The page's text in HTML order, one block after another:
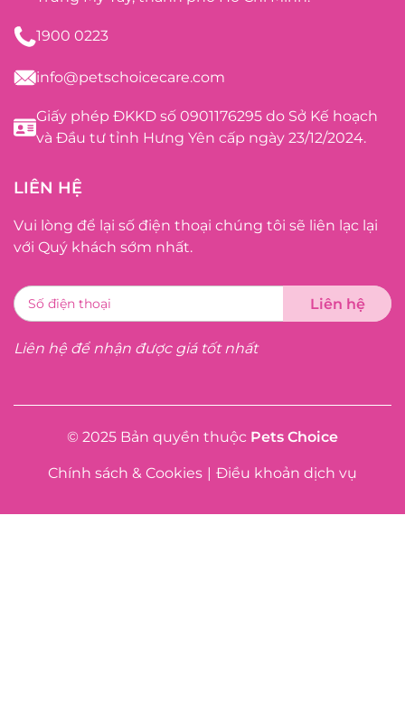
1900 0223
info@petschoicecare.com
Giấy phép ĐKKD số 0901176295 do Sở Kế hoạch
và Đầu tư tỉnh Hưng Yên cấp ngày 23/12/2024.
LIÊN HỆ
Vui lòng để lại số điện thoại chúng tôi sẽ liên lạc lại
với Quý khách sớm nhất.
Liên hệ để nhận được giá tốt nhất
© 2025 Bản quyền thuộc Pets Choice
Chính sách & Cookies | Điều khoản dịch vụ